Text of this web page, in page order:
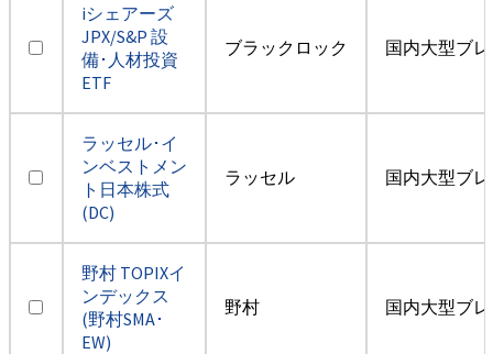
iシェアーズ
JPX/S&P 設
備･人材投資
ETF
ブラックロック 国内大型ブ
ラッセル･イ
ンベストメン
ト日本株式
(DC)
ラッセル 国内大型ブ
野村 TOPIXイ
ンデックス
(野村SMA･
EW)
野村 国内大型ブ